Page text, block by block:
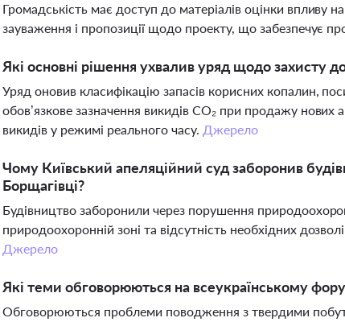
Громадськість має доступ до матеріалів оцінки впливу
зауваження і пропозиції щодо проекту, що забезпечує
Які основні рішення ухвалив уряд щодо захисту
Уряд оновив класифікацію запасів корисних копалин,
обов’язкове зазначення викидів СО₂ при продажу
викидів у режимі реального часу. Джерело
Чому Київський апеляційний суд заборонив
Борщагівці?
Будівництво заборонили через порушення
природоохоронній зоні та відсутність необхідних
Джерело
Які теми обговорюються на всеукраїнському
Обговорюються проблеми поводження з твердими